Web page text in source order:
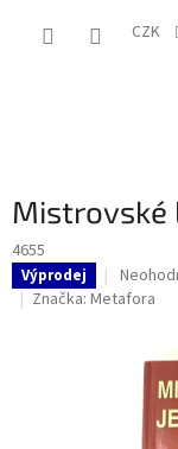
CZK
Mistrovské
4655
Výprodej
Značka: Metafora